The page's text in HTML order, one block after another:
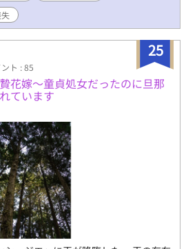
25
ト : 85
花嫁～童貞処女だったのに旦那
ています